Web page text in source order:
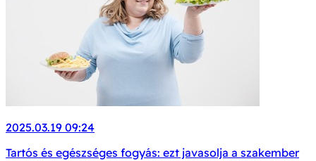
2025.03.19 09:24
Tartós és egészséges fogyás: ezt javasolja a szakember